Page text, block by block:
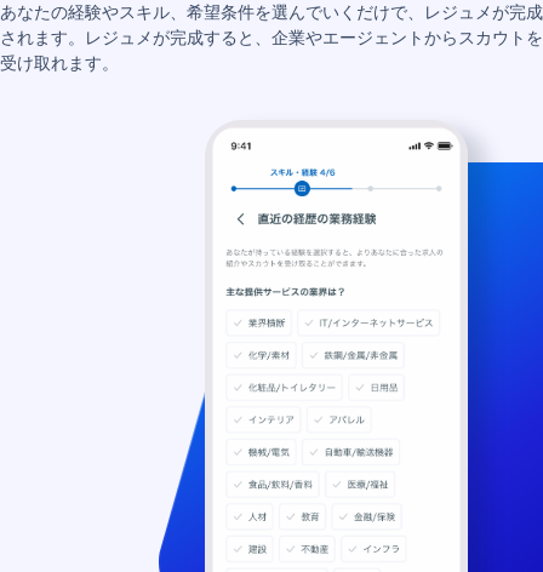
あなたの経験やスキル、希望条件を選んでいくだけで、レジュメが完成
されます。レジュメが完成すると、企業やエージェントからスカウトを
受け取れます。